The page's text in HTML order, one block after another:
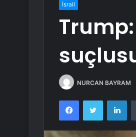
İsrail
NURCAN BAYRAM
FacebookTwitter